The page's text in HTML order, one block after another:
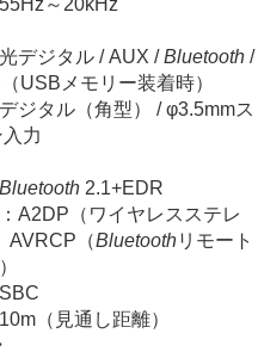
55Hz～20kHz
光デジタル / AUX / Bluetooth /
USBメモリー装着時）
デジタル（角型） / φ3.5mmス
力
Bluetooth 2.1+EDR
：A2DP（ワイヤレスステレ
AVRCP（Bluetoothリモート
SBC
（見通し距離）